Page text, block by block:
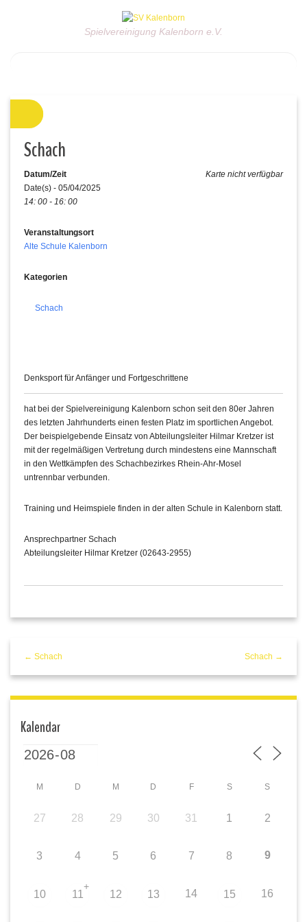
Spielvereinigung Kalenborn e.V.
Schach
Karte nicht verfügbar
Datum/Zeit
Date(s) - 05/04/2025
14: 00 - 16: 00
Veranstaltungsort
Alte Schule Kalenborn
Kategorien
Schach
Denksport für Anfänger und Fortgeschrittene
hat bei der Spielvereinigung Kalenborn schon seit den 80er Jahren
des letzten Jahrhunderts einen festen Platz im sportlichen Angebot.
Der beispielgebende Einsatz von Abteilungsleiter Hilmar Kretzer ist
mit der regelmäßigen Vertretung durch mindestens eine Mannschaft
in den Wettkämpfen des Schachbezirkes Rhein-Ahr-Mosel
untrennbar verbunden.
Training und Heimspiele finden in der alten Schule in Kalenborn statt.
Ansprechpartner Schach
Abteilungsleiter Hilmar Kretzer (02643-2955)
← Schach Schach →
Kalendar
M D M D F S S
27 28 29 30 31 1 2
3 4 5 6 7 8 9
10 11
+
12 13 14 15 16